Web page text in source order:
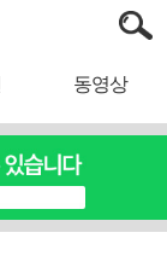
동영상